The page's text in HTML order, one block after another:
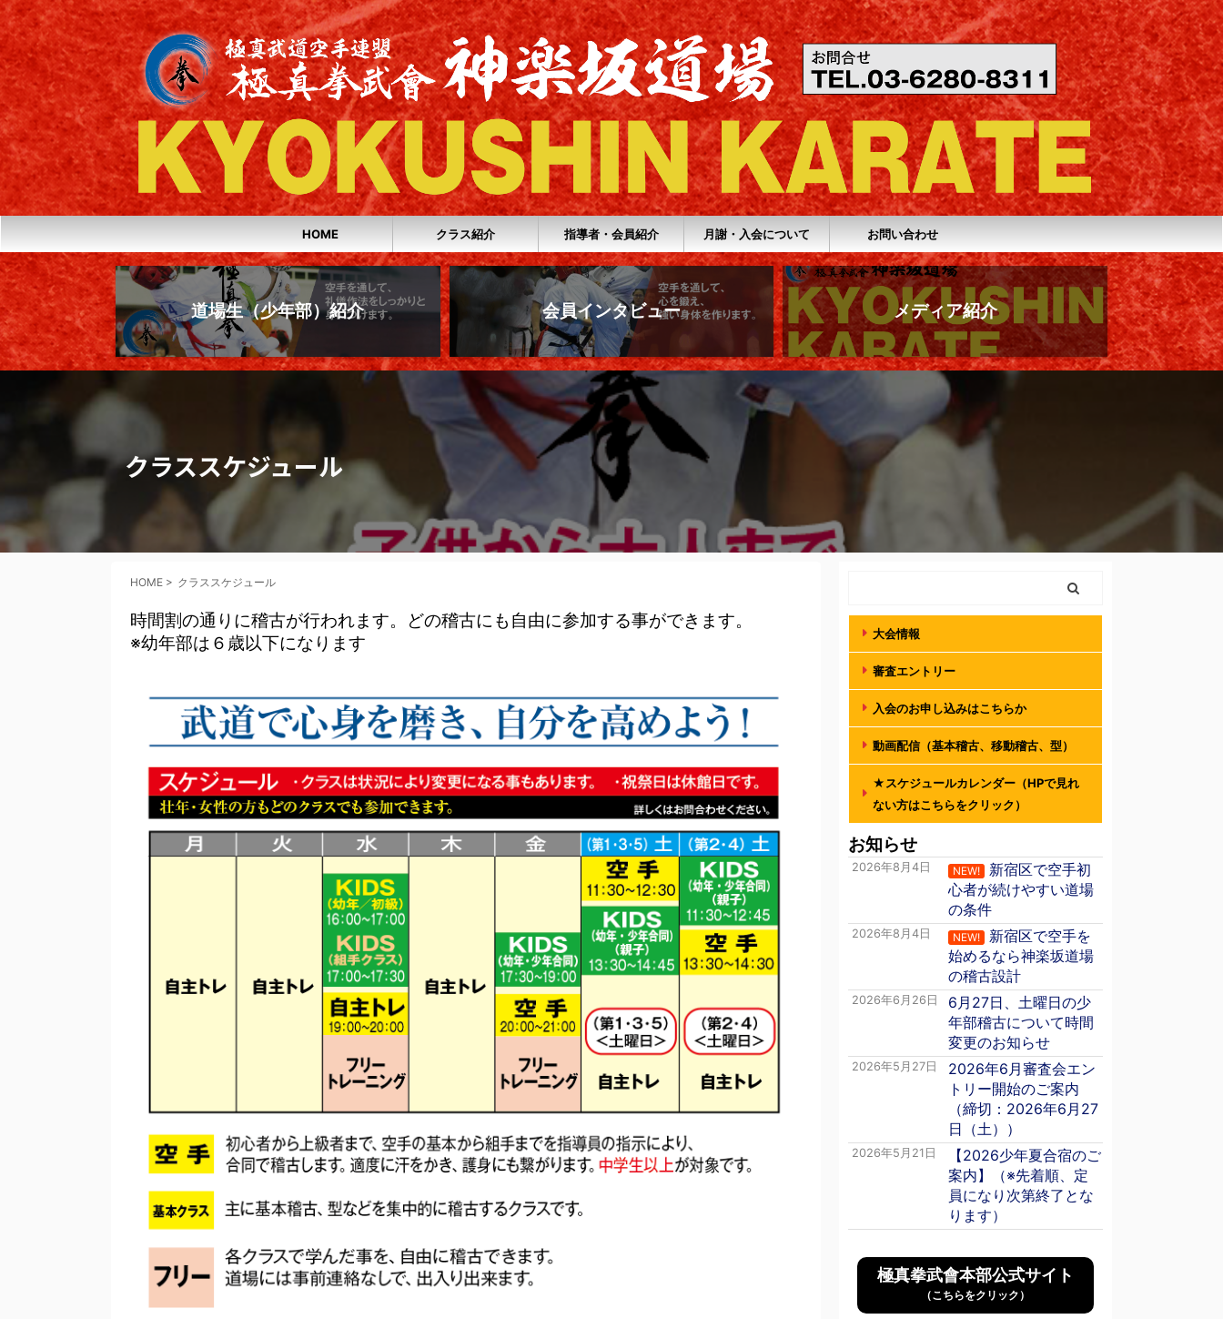
HOME クラス紹介 指導者・会員紹介 月謝・入会について お問い合わせ
道場生（少年部）紹介 会員インタビュー メディア紹介
クラススケジュール
HOME > クラススケジュール
時間割の通りに稽古が行われます。どの稽古にも自由に参加する事ができます。
※幼年部は６歳以下になります
大会情報
審査エントリー
入会のお申し込みはこちらか
動画配信（基本稽古、移動稽古、型）
★スケジュールカレンダー（HPで見れ
ない方はこちらをクリック）
お知らせ
2026年8月4日 NEW! 新宿区で空手初
心者が続けやすい道場
の条件
2026年8月4日 NEW! 新宿区で空手を
始めるなら神楽坂道場
の稽古設計
2026年6月26日
6月27日、土曜日の少
年部稽古について時間
変更のお知らせ
2026年5月27日
2026年6月審査会エン
トリー開始のご案内
（締切：2026年6月27
日（土））
2026年5月21日
【2026少年夏合宿のご
案内】（※先着順、定
員になり次第終了とな
ります）
極真拳武會本部公式サイト
（こちらをクリック）